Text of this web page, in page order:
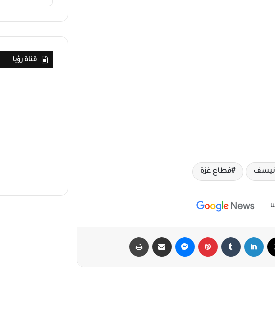
قطاع غزة
قناة رؤيا